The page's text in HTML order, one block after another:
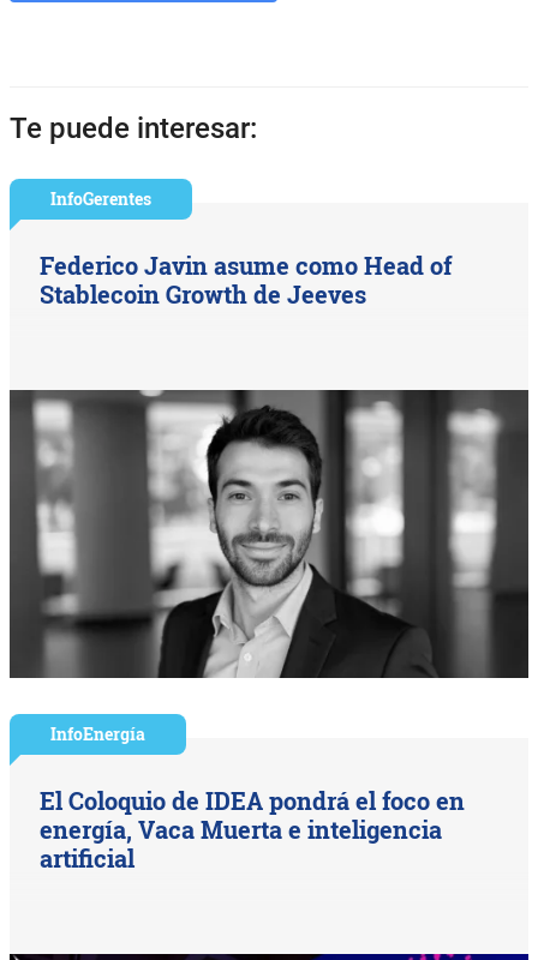
Te puede interesar:
InfoGerentes
Federico Javin asume como Head of
Stablecoin Growth de Jeeves
InfoEnergía
El Coloquio de IDEA pondrá el foco en
energía, Vaca Muerta e inteligencia
artificial